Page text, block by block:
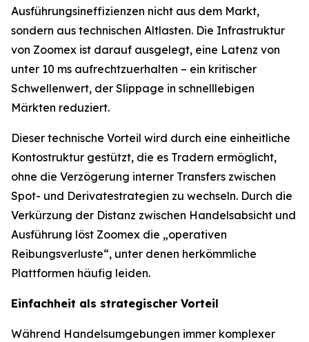
Ausführungsineffizienzen nicht aus dem Markt,
sondern aus technischen Altlasten. Die Infrastruktur
von Zoomex ist darauf ausgelegt, eine Latenz von
unter 10 ms aufrechtzuerhalten – ein kritischer
Schwellenwert, der Slippage in schnelllebigen
Märkten reduziert.
Dieser technische Vorteil wird durch eine einheitliche
Kontostruktur gestützt, die es Tradern ermöglicht,
ohne die Verzögerung interner Transfers zwischen
Spot- und Derivatestrategien zu wechseln. Durch die
Verkürzung der Distanz zwischen Handelsabsicht und
Ausführung löst Zoomex die „operativen
Reibungsverluste“, unter denen herkömmliche
Plattformen häufig leiden.
Einfachheit als strategischer Vorteil
Während Handelsumgebungen immer komplexer